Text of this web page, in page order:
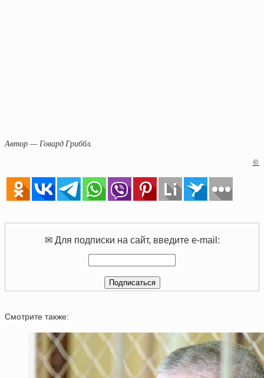
Автор — Говард Гриббл.
©
✉ Для подписки на сайт, введите e-mail:
Смотрите также: